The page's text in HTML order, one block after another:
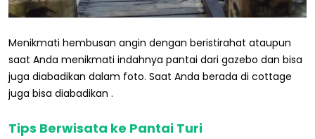
Menikmati hembusan angin dengan beristirahat ataupun
saat Anda menikmati indahnya pantai dari gazebo dan bisa
juga diabadikan dalam foto. Saat Anda berada di cottage
juga bisa diabadikan .
Tips Berwisata ke Pantai Turi